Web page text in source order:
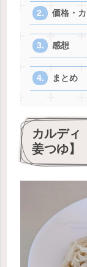
価格・
感想
まとめ
カルデ
姜つゆ】